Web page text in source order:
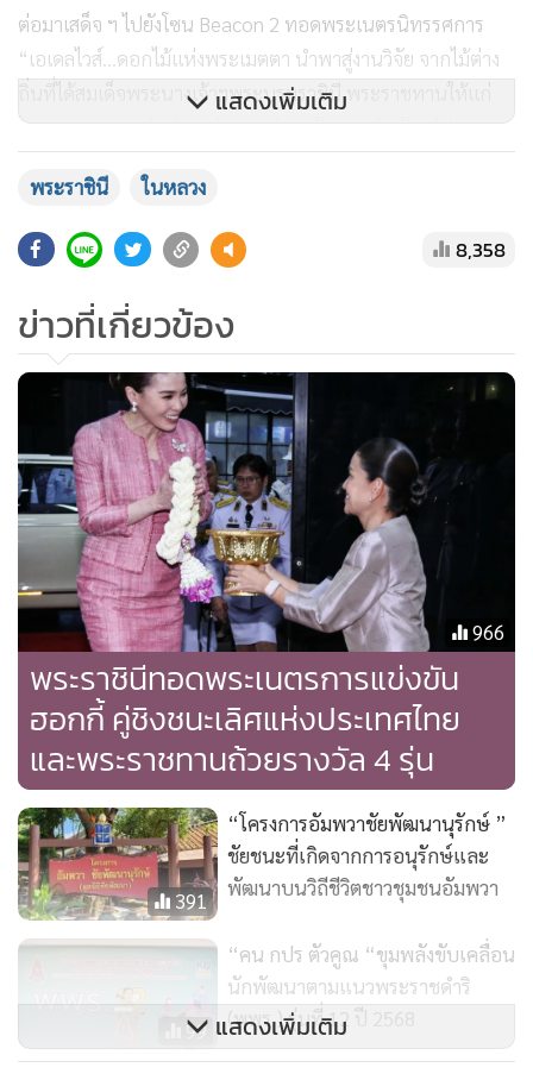
ต่อมาเสด็จ ฯ ไปยังโซน Beacon 2 ทอดพระเนตรนิทรรศการ
“เอเดลไวส์…ดอกไม้แห่งพระเมตตา นำพาสู่งานวิจัย จากไม้ต่าง
ถิ่นที่ได้สมเด็จพระนางเจ้าฯพระบรมราชินี พระราชทานให้แก่
โครงการหลวง แล้วนำมาต่อยอดสู่การพัฒนาผลิตภัณฑ์ต่างๆ
เหนียวเหนอะผสานคุณค่าจากเอเดลไวส์
ทอดพระเนตรนิทรรศการ “ศิลปาชีพพื้นที่สูง สืบสานใต้ร่มพระ
บารมี” ด้วยพระเมตตา สมเด็จพระนางเจ้าสิริกิติ์ พระบรม
ราชินีนาถ พระบรมราชชนนีพันปีหลวงจึงเกิดงานผ้าทอจาก
ภูมิปัญญาชนเผ่าพื้นถิ่นบนดอยสูง แฝงไว้ด้วยวิถีวัฒนธรรมท้อง
ถิ่น ถ่ายทอดจากรุ่นสู่รุ่น ต่อยอดสู่หัตถกรรมร่วมสมัย และ
โครงการส่วนพระองค์อันเป็นที่ประจักษ์แก่สายตาพสกนิกรชาว
ไทย
จากนั้นเสด็จ ฯ ไปยัง โซน Beacon 3, Beacon 4 ทอดพระเนตร
ร้านจำหน่ายของโครงการส่วนพระองค์ อาทิ มูลนิธิส่งเสริมศิลปา
ชีพ ใน สมเด็จพระนางเจ้าพระบรมราชินีนาถ พระบรมราชชนนี
พันปีหลวง มูลนิธิอาสาเพื่อนพึ่ง (ภาฯ) ยามยากสภากาชาดไทย
โครงการกำลังใจในพระดำริพระเจ้าหลานเธอ พระองค์เจ้าพัชร
กิตติยาภา โดยมีผลิตภัณฑ์ผู้ต้องขังจากเรือนจำหญิงทั่วประเทศ
มาจำหน่าย อาทิ ผ้าปัก กระเป๋า ผ้าพันคอ บริษัท ดอยคำ
ผลิตภัณฑ์อาหาร มีชุดของขวัญวันแม่ น้ำลำไยพร้อมดื่ม ขนาด
200 มิลลิลิตร มะม่วงอบแห้งแบบนุ่ม 2 รสชาติ ได้แก่ คลุกกะปิ
หวาน กับ คลุกบ๊วยทรงเครื่อง ไอศกรีมทุเรียนหมอนทอง ดอย
คำ" รสชาติเข้มข้น หอมมัน ทอดพระเนตรร้านไตรมูลนิธิใน
พระบรมราชูปถัมภ์ ประกอบด้วยมูลนิธิภูบดินทร์ฯ มูลนิธิ
ราชทัณฑ์ปันสุขฯและมูลนิธิพัชรสุธาคชานุรักษ์ ฯ
ต่อจากนั้นเสด็จ ฯ ไปยังโซน Eden 1 ทอดพระเนตรนิทรรศการ
“กาแฟโครงการหลวง ต้นน้ำแห่งความยั่งยืน”พืชเศรษฐกิจ
แสดงเพิ่มเติม
พระราชินี ในหลวง
8,358
ข่าวที่เกี่ยวข้อง
966
พระราชินีทอดพระเนตรการแข่งขัน
ฮอกกี้ คู่ชิงชนะเลิศแห่งประเทศไทย
และพระราชทานถ้วยรางวัล 4 รุ่น
391
“โครงการอัมพวาชัยพัฒนานุรักษ์ ”
ชัยชนะที่เกิดจากการอนุรักษ์และ
พัฒนาบนวิถีชีวิตชาวชุมชนอัมพวา
99
“คน กปร ตัวคูณ “ขุมพลังขับเคลื่อน
นักพัฒนาตามแนวพระราชดำริ
(พพร.) รุ่นที่ 12 ปี 2568
แสดงเพิ่มเติม